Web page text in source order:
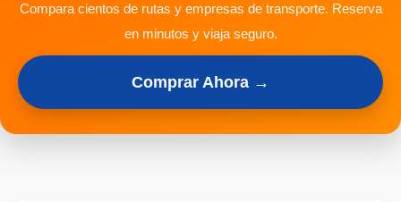
Compara cientos de rutas y empresas de transporte. Reserva
en minutos y viaja seguro.
Comprar Ahora →